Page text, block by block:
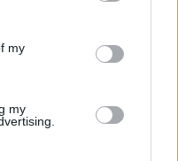
one or more Google
including but
You may click to
its third-party tags to
my
my